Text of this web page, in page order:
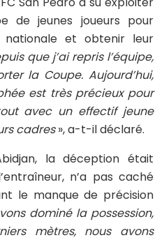
de jeunes joueurs pour
nationale et obtenir leur
que j’ai repris l’équipe,
la Coupe. Aujourd’hui,
est très précieux pour
avec un effectif jeune
cadres», a-t-il déclaré.
la déception était
n’a pas caché
le manque de précision
dominé la possession,
mètres, nous avons